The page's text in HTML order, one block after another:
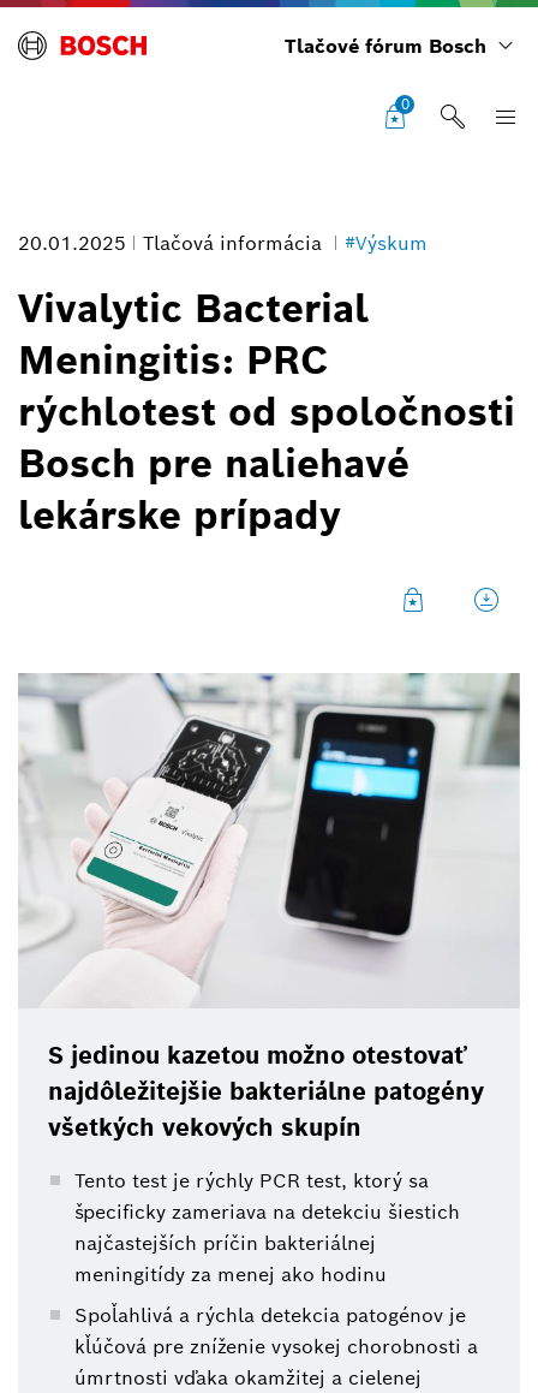
Tlačové fórum Bosch
0
20.01.2025 Tlačová informácia #Výskum
Vivalytic Bacterial
Meningitis: PRC
rýchlotest od spoločnosti
Bosch pre naliehavé
lekárske prípady
S jedinou kazetou možno otestovať
najdôležitejšie bakteriálne patogény
všetkých vekových skupín
Tento test je rýchly PCR test, ktorý sa
špecificky zameriava na detekciu šiestich
najčastejších príčin bakteriálnej
meningitídy za menej ako hodinu
Spoľahlivá a rýchla detekcia patogénov je
kľúčová pre zníženie vysokej chorobnosti a
úmrtnosti vďaka okamžitej a cielenej
Test Vivalytic PCR dokáže odhaliť bakteriálnu meningitídu za menej
ako hodinu.
Informácie o obrázku